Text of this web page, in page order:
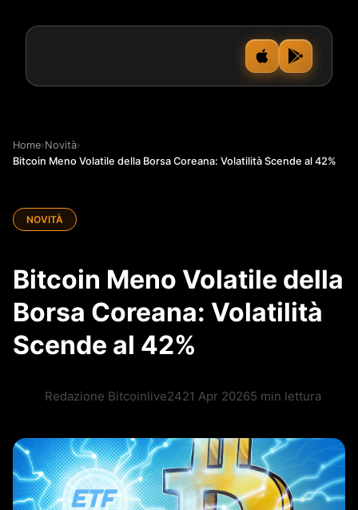
Home›Novità›
Bitcoin Meno Volatile della Borsa Coreana: Volatilità Scende al 42%
NOVITÀ
Bitcoin Meno Volatile della
Borsa Coreana: Volatilità
Scende al 42%
Redazione Bitcoinlive2421 Apr 20265 min lettura